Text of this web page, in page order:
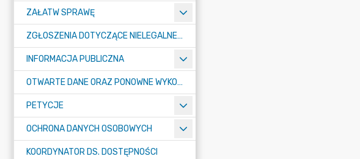
ZAŁATW SPRAWĘ
ZGŁOSZENIA DOTYCZĄCE NIELEGALNEGO SPALANIA ODPADÓW
INFORMACJA PUBLICZNA
OTWARTE DANE ORAZ PONOWNE WYKORZYSTANIE INFORMACJI SEKTORA PUBLICZNEGO
PETYCJE
OCHRONA DANYCH OSOBOWYCH
KOORDYNATOR DS. DOSTĘPNOŚCI